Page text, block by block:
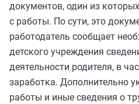
документов, один из
с работы. По сути, это
работодатель сообщает
детского учреждения
деятельности родителя, в
заработка. Дополнительно
работы и иные сведения о